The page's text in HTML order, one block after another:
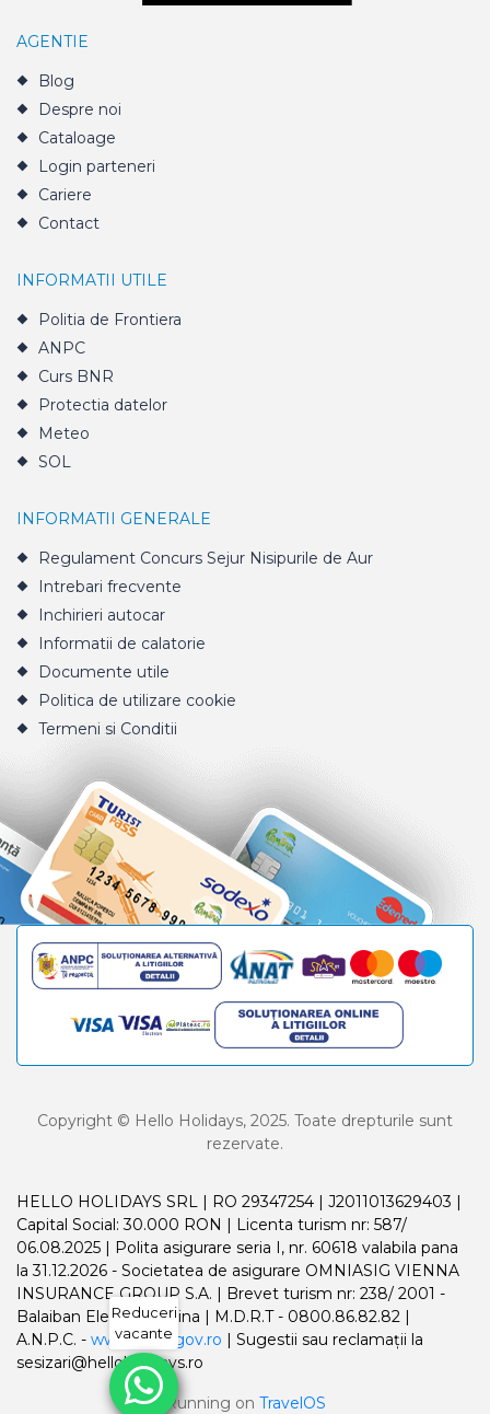
AGENTIE
Blog
Despre noi
Cataloage
Login parteneri
Cariere
Contact
INFORMATII UTILE
Politia de Frontiera
ANPC
Curs BNR
Protectia datelor
Meteo
SOL
INFORMATII GENERALE
Regulament Concurs Sejur Nisipurile de Aur
Intrebari frecvente
Inchirieri autocar
Informatii de calatorie
Documente utile
Politica de utilizare cookie
Termeni si Conditii
Copyright © Hello Holidays, 2025. Toate drepturile sunt
rezervate.
HELLO HOLIDAYS SRL | RO 29347254 | J2011013629403 |
Capital Social: 30.000 RON | Licenta turism nr: 587/
06.08.2025 | Polita asigurare seria I, nr. 60618 valabila pana
la 31.12.2026 - Societatea de asigurare OMNIASIG VIENNA
INSURANCE GROUP S.A. | Brevet turism nr: 238/ 2001 -
Balaiban Elena Madalina | M.D.R.T - 0800.86.82.82 |
A.N.P.C. - www.anpc.gov.ro | Sugestii sau reclamații la
sesizari@helloholidays.ro
Running on TravelOS
Reduceri
vacante